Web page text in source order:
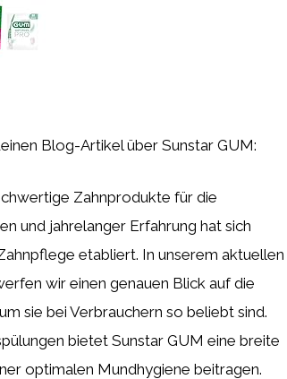
Blog-Artikel über Sunstar GUM:
Zahnprodukte für die
und jahrelanger Erfahrung hat sich
etabliert. In unserem aktuellen
wir einen genauen Blick auf die
sie bei Verbrauchern so beliebt sind.
bietet Sunstar GUM eine breite
optimalen Mundhygiene beitragen.